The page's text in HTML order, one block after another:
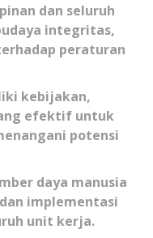
dan seluruh
integritas,
peraturan
kebijakan,
efektif untuk
potensi
daya manusia
implementasi
unit kerja.